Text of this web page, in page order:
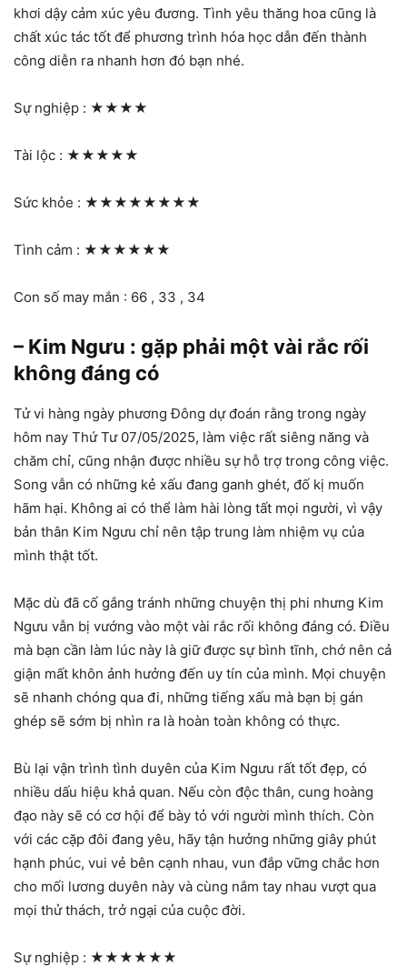
khơi dậy cảm xúc yêu đương. Tình yêu thăng hoa cũng là
chất xúc tác tốt để phương trình hóa học dẫn đến thành
công diễn ra nhanh hơn đó bạn nhé.
Sự nghiệp : ★★★★
Tài lộc : ★★★★★
Sức khỏe : ★★★★★★★★
Tình cảm : ★★★★★★
Con số may mắn : 66 , 33 , 34
– Kim Ngưu : gặp phải một vài rắc rối
không đáng có
Tử vi hàng ngày phương Đông dự đoán rằng trong ngày
hôm nay Thứ Tư 07/05/2025, làm việc rất siêng năng và
chăm chỉ, cũng nhận được nhiều sự hỗ trợ trong công việc.
Song vẫn có những kẻ xấu đang ganh ghét, đố kị muốn
hãm hại. Không ai có thể làm hài lòng tất mọi người, vì vậy
bản thân Kim Ngưu chỉ nên tập trung làm nhiệm vụ của
mình thật tốt.
Mặc dù đã cố gắng tránh những chuyện thị phi nhưng Kim
Ngưu vẫn bị vướng vào một vài rắc rối không đáng có. Điều
mà bạn cần làm lúc này là giữ được sự bình tĩnh, chớ nên cả
giận mất khôn ảnh hưởng đến uy tín của mình. Mọi chuyện
sẽ nhanh chóng qua đi, những tiếng xấu mà bạn bị gán
ghép sẽ sớm bị nhìn ra là hoàn toàn không có thực.
Bù lại vận trình tình duyên của Kim Ngưu rất tốt đẹp, có
nhiều dấu hiệu khả quan. Nếu còn độc thân, cung hoàng
đạo này sẽ có cơ hội để bày tỏ với người mình thích. Còn
với các cặp đôi đang yêu, hãy tận hưởng những giây phút
hạnh phúc, vui vẻ bên cạnh nhau, vun đắp vững chắc hơn
cho mối lương duyên này và cùng nắm tay nhau vượt qua
mọi thử thách, trở ngại của cuộc đời.
Sự nghiệp : ★★★★★★